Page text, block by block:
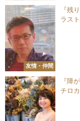
友情・仲間
『残
ラス
『障
チロ